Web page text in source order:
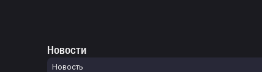
Новости
Новость